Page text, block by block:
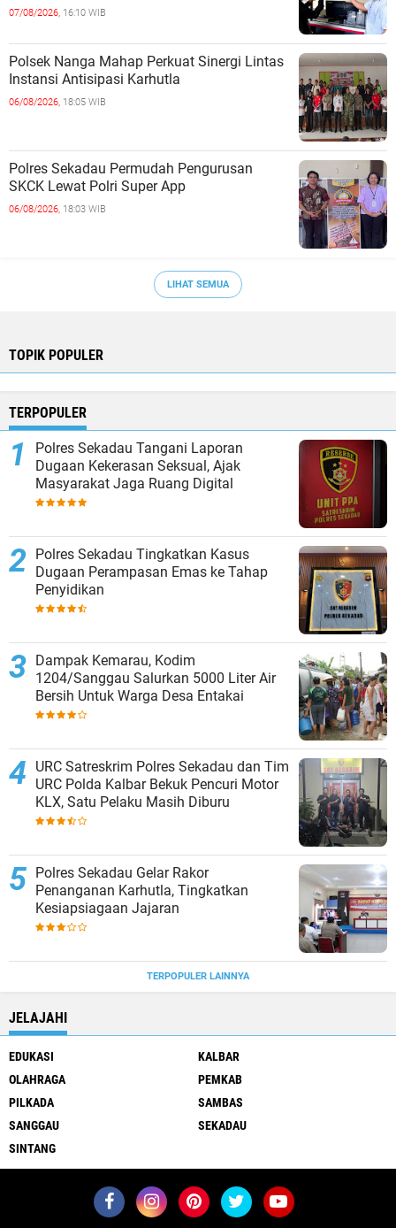
07/08/2026, 16:10 WIB
Polsek Nanga Mahap Perkuat Sinergi Lintas
Instansi Antisipasi Karhutla
06/08/2026, 18:05 WIB
Polres Sekadau Permudah Pengurusan
SKCK Lewat Polri Super App
06/08/2026, 18:03 WIB
LIHAT SEMUA
TOPIK POPULER
TERPOPULER
Polres Sekadau Tangani Laporan
Dugaan Kekerasan Seksual, Ajak
Masyarakat Jaga Ruang Digital
Polres Sekadau Tingkatkan Kasus
Dugaan Perampasan Emas ke Tahap
Penyidikan
Dampak Kemarau, Kodim
1204/Sanggau Salurkan 5000 Liter Air
Bersih Untuk Warga Desa Entakai
URC Satreskrim Polres Sekadau dan Tim
URC Polda Kalbar Bekuk Pencuri Motor
KLX, Satu Pelaku Masih Diburu
Polres Sekadau Gelar Rakor
Penanganan Karhutla, Tingkatkan
Kesiapsiagaan Jajaran
TERPOPULER LAINNYA
JELAJAHI
EDUKASI
KALBAR
OLAHRAGA
PEMKAB
PILKADA
SAMBAS
SANGGAU
SEKADAU
SINTANG